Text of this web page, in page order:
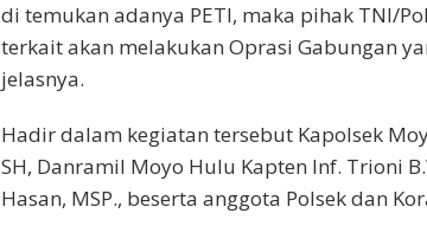
di temukan adanya PETI, maka pihak TNI/
terkait akan melakukan Oprasi Gabungan
jelasnya.
Hadir dalam kegiatan tersebut Kapolsek
SH, Danramil Moyo Hulu Kapten Inf. Trioni
Hasan, MSP., beserta anggota Polsek dan